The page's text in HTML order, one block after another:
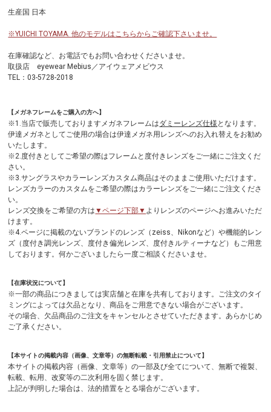
生産国 日本
※YUICHI TOYAMA. 他のモデルはこちらからご確認下さいませ。
在庫確認など、お電話でもお問い合わせくださいませ。
取扱店 eyewear Mebius／アイウェアメビウス
TEL：03-5728-2018
【メガネフレームをご購入の方へ】
※1.当店で販売しておりますメガネフレームはダミーレンズ仕様 となります。
伊達メガネとしてご使用の場合は伊達メガネ用レンズへのお入れ替えをお勧め
いたします。
※2.度付きとしてご希望の際はフレームと度付きレンズをご一緒にご注文くだ
さい。
※3.サングラスやカラーレンズカスタム商品はそのままご使用いただけます。
レンズカラーのカスタムをご希望の際はカラーレンズをご一緒にご注文くださ
い。
レンズ交換をご希望の方は ▼ページ下部▼ よりレンズのページへお進みいただ
けます。
※4.ページに掲載のないブランドのレンズ（zeiss、Nikonなど）や機能的レン
ズ（度付き調光レンズ、度付き偏光レンズ、度付きルティーナなど）もご用意
しております。何かございましたら一度ご相談くださいませ。
【在庫状況について】
※一部の商品につきましては実店舗と在庫を共有しております。ご注文のタイ
ミングによっては欠品となり、商品をご用意できない場合がございます。
その場合、欠品商品のご注文をキャンセルとさせていただきます。あらかじめ
ご了承ください。
【本サイトの掲載内容（画像、文章等）の無断転載・引用禁止について】
本サイトの掲載内容（画像、文章等）の一部及び全てについて、無断で複製、
転載、転用、改変等の二次利用を固く禁じます。
上記が判明した場合は、法的措置をとる場合がございます。